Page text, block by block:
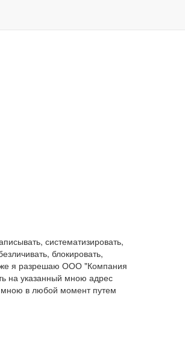
систематизировать,
блокировать,
я разрешаю ООО "Компания
на указанный мною адрес
мною в любой момент путем